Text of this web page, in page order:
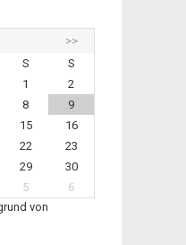
>>
S
S
1
2
8
9
15
16
22
23
29
30
5
6
von